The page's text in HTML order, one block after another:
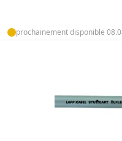
prochainement disponible